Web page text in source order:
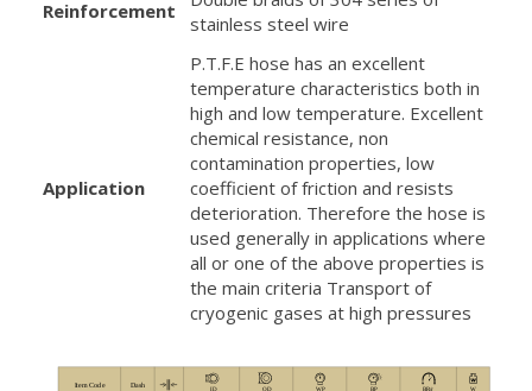
Reinforcement
stainless steel wire
Application
P.T.F.E hose has an excellent
temperature characteristics both in
high and low temperature. Excellent
chemical resistance, non
contamination properties, low
coefficient of friction and resists
deterioration. Therefore the hose is
used generally in applications where
all or one of the above properties is
the main criteria Transport of
cryogenic gases at high pressures